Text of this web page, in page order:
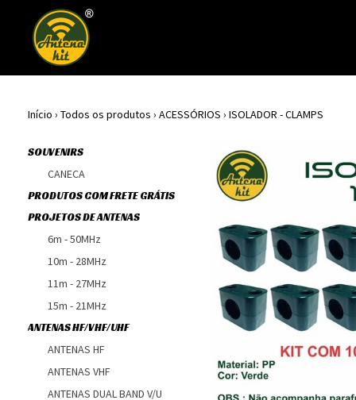
Início › Todos os produtos › ACESSÓRIOS › ISOLADOR - CLAMPS
SOUVENIRS
CANECA
PRODUTOS COM FRETE GRÁTIS
PROJETOS DE ANTENAS
6m - 50MHz
10m - 28MHz
11m - 27MHz
15m - 21MHz
ANTENAS HF/VHF/UHF
ANTENAS HF
ANTENAS VHF
ANTENAS DUAL BAND V/U